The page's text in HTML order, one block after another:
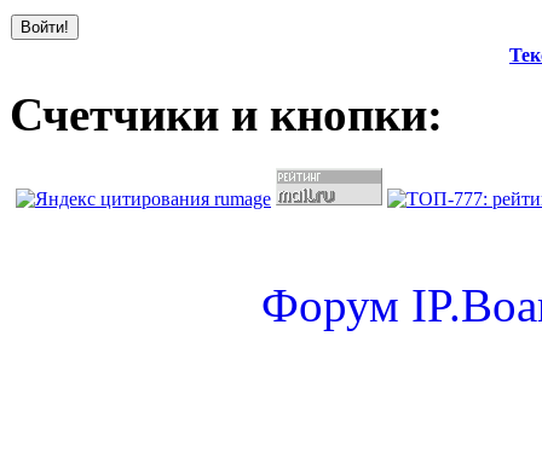
Счетчики и кнопки:
Форум